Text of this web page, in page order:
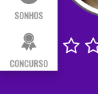
SONHOS
CONCURSO